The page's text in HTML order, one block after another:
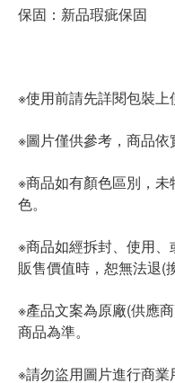
保固：新品瑕疵保固
※使用前請先詳閱包裝上
※圖片僅供參考，商品依
※商品如有顏色區別，
色。
※商品如經拆封、使用
販售價值時，恕無法退(
※產品文案為原廠(供應
商品為準。
※請勿盜用圖片進行商